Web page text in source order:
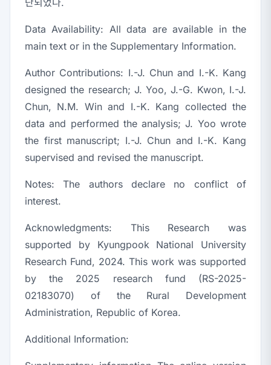
Data Availability: All data are available in the
main text or in the Supplementary Information.
Author Contributions: I.-J. Chun and I.-K. Kang
designed the research; J. Yoo, J.-G. Kwon, I.-J.
Chun, N.M. Win and I.-K. Kang collected the
data and performed the analysis; J. Yoo wrote
the first manuscript; I.-J. Chun and I.-K. Kang
supervised and revised the manuscript.
Notes: The authors declare no conflict of
interest.
Acknowledgments: This Research was
supported by Kyungpook National University
Research Fund, 2024. This work was supported
by the 2025 research fund (RS-2025-
02183070) of the Rural Development
Administration, Republic of Korea.
Additional Information: